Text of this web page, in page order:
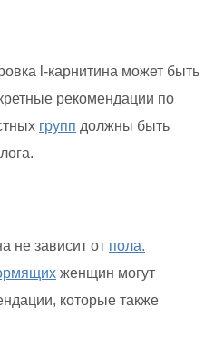
l-карнитина может быть
рекомендации по
групп должны быть
не зависит от пола.
женщин могут
которые также